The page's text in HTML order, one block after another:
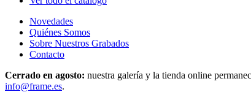
Novedades
Quiénes Somos
Sobre Nuestros Grabados
Contacto
Cerrado en agosto: nuestra galería y la tienda online
info@frame.es.